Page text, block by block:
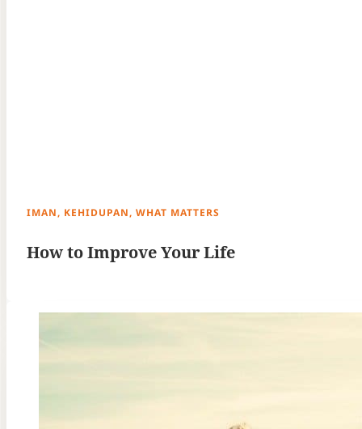
IMAN, KEHIDUPAN, WHAT MATTERS
How to Improve Your Life